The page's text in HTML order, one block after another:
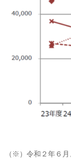
（※）令和２年６